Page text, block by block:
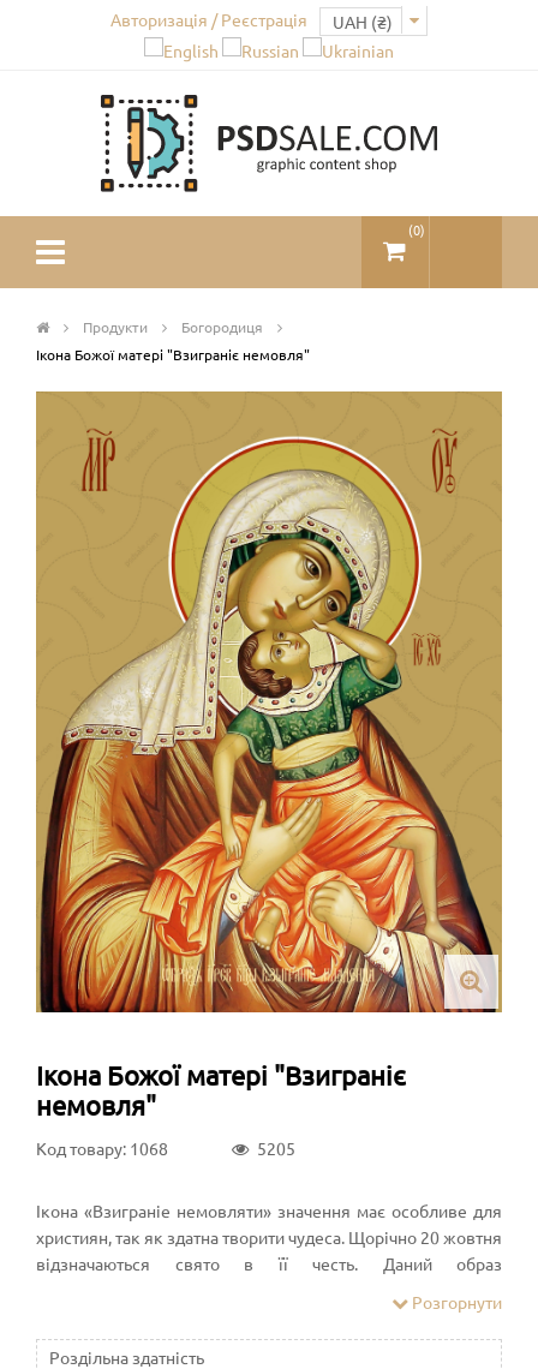
Авторизація / Реєстрація
(0)
Продукти
Богородиця
Ікона Божої матері "Взиграніє немовля"
Ікона Божої матері "Взиграніє
немовля"
Код товару: 1068 5205
Ікона «Взиграніе немовляти» значення має особливе для
християн, так як здатна творити чудеса. Щорічно 20 жовтня
відзначаються свято в її честь. Даний образ
ньому дуже символічно. Дана ікона вважається жіночою,
так як до її допомоги часто звертаються жінки або
Розгорнути
Роздільна здатність